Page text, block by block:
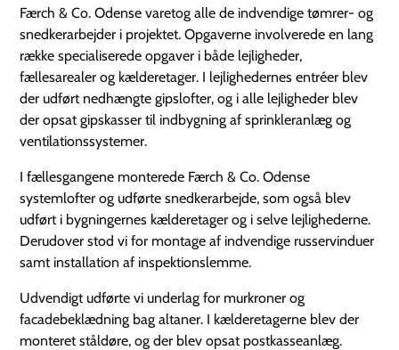
Færch & Co. Odense varetog alle de indvendige tømrer- og
snedkerarbejder i projektet. Opgaverne involverede en lang
række specialiserede opgaver i både lejligheder,
fællesarealer og kælderetager. I lejlighedernes entréer blev
der udført nedhængte gipslofter, og i alle lejligheder blev
der opsat gipskasser til indbygning af sprinkleranlæg og
ventilationssystemer.
I fællesgangene monterede Færch & Co. Odense
systemlofter og udførte snedkerarbejde, som også blev
udført i bygningernes kælderetager og i selve lejlighederne.
Derudover stod vi for montage af indvendige russervinduer
samt installation af inspektionslemme.
Udvendigt udførte vi underlag for murkroner og
facadebeklædning bag altaner. I kælderetagerne blev der
monteret ståldøre, og der blev opsat postkasseanlæg.